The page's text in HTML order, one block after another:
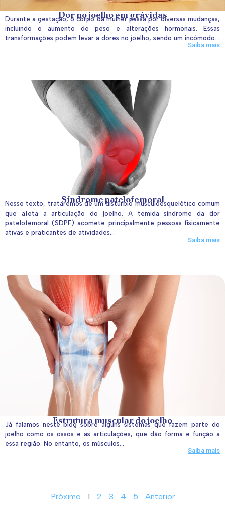
Dor no joelho em grávidas
Durante a gestação, o corpo da mulher passa por diversas mudanças,
incluindo o aumento de peso e alterações hormonais. Essas
transformações podem levar a dores no joelho, sendo um incômodo...
Saiba mais
Síndrome patelofemoral
Nesse texto, trataremos de um distúrbio musculoesquelético comum
que afeta a articulação do joelho. A temida síndrome da dor
patelofemoral (SDPF) acomete principalmente pessoas fisicamente
ativas e praticantes de atividades...
Saiba mais
Estrutura muscular do joelho
Já falamos neste blog sobre alguns sistemas que fazem parte do
joelho como os ossos e as articulações, que dão forma e função a
essa região. No entanto, os músculos...
Saiba mais
Próximo 1 2 3 4 5 Anterior